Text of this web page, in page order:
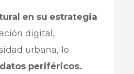
en su estrategia
digital,
urbana, lo
periféricos.